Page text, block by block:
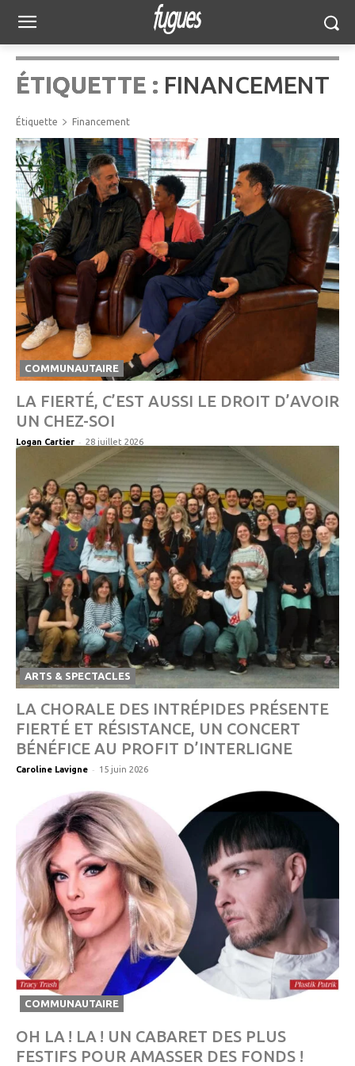
ÉTIQUETTE : FINANCEMENT
Étiquette Financement
COMMUNAUTAIRE
LA FIERTÉ, C’EST AUSSI LE DROIT D’AVOIR
UN CHEZ-SOI
Logan Cartier - 28 juillet 2026
ARTS & SPECTACLES
LA CHORALE DES INTRÉPIDES PRÉSENTE
FIERTÉ ET RÉSISTANCE, UN CONCERT
BÉNÉFICE AU PROFIT D’INTERLIGNE
Caroline Lavigne - 15 juin 2026
COMMUNAUTAIRE
OH LA ! LA ! UN CABARET DES PLUS
FESTIFS POUR AMASSER DES FONDS !